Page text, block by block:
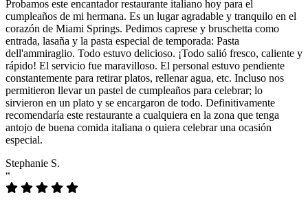
Probamos este encantador restaurante italiano hoy para el
cumpleaños de mi hermana. Es un lugar agradable y tranquilo en el
corazón de Miami Springs. Pedimos caprese y bruschetta como
entrada, lasaña y la pasta especial de temporada: Pasta
dell'ammiraglio. Todo estuvo delicioso. ¡Todo salió fresco, caliente y
rápido! El servicio fue maravilloso. El personal estuvo pendiente
constantemente para retirar platos, rellenar agua, etc. Incluso nos
permitieron llevar un pastel de cumpleaños para celebrar; lo
sirvieron en un plato y se encargaron de todo. Definitivamente
recomendaría este restaurante a cualquiera en la zona que tenga
antojo de buena comida italiana o quiera celebrar una ocasión
especial.
Stephanie S.
“